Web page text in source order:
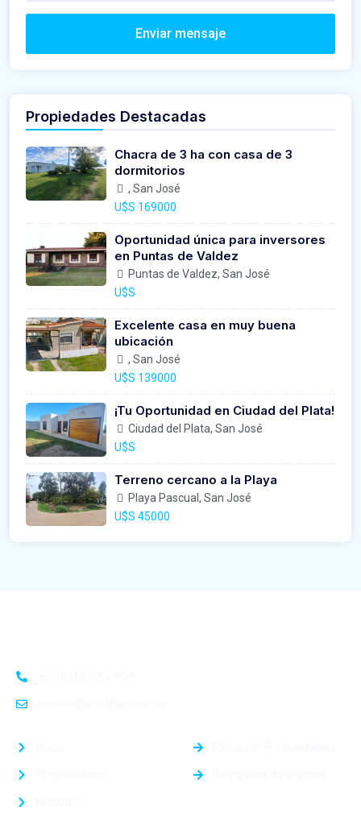
Enviar mensaje
Propiedades Destacadas
Chacra de 3 ha con casa de 3
dormitorios
, San José
U$S 169000
Oportunidad única para inversores
en Puntas de Valdez
Puntas de Valdez, San José
U$S
Excelente casa en muy buena
ubicación
, San José
U$S 139000
¡Tu Oportunidad en Ciudad del Plata!
Ciudad del Plata, San José
U$S
Terreno cercano a la Playa
Playa Pascual, San José
U$S 45000